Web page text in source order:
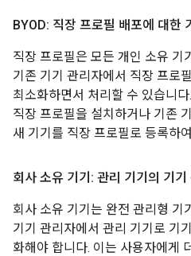
BYOD: 직장 프로필 배포에 대한
직장 프로필은 모든 개인 소유 기
기존 기기 관리자에서 직장 프로
최소화하면서 처리할 수 있습니
직장 프로필을 설치하거나 기존
새 기기를 직장 프로필로 등록하
회사 소유 기기: 관리 기기의 기기
회사 소유 기기는 완전 관리형 기
기기 관리자에서 관리 기기로 기
화해야 합니다. 이는 사용자에게